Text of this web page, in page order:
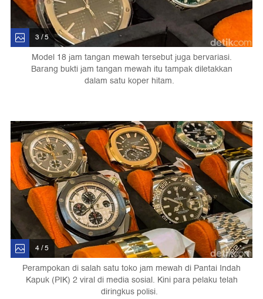
3 / 5
Model 18 jam tangan mewah tersebut juga bervariasi.
Barang bukti jam tangan mewah itu tampak diletakkan
dalam satu koper hitam.
4 / 5
Perampokan di salah satu toko jam mewah di Pantai Indah
Kapuk (PIK) 2 viral di media sosial. Kini para pelaku telah
diringkus polisi.